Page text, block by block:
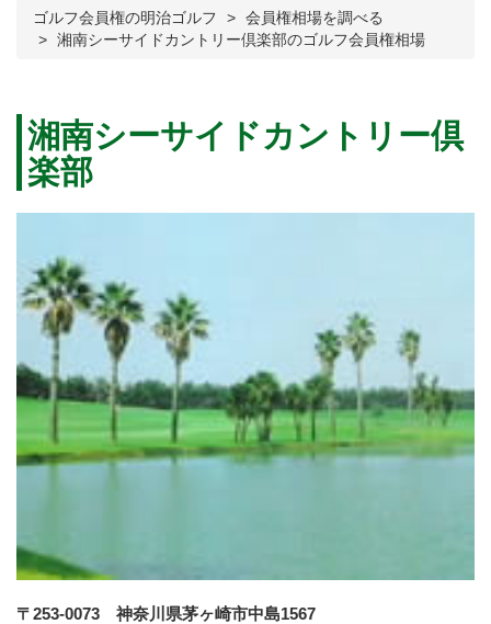
ゴルフ会員権の明治ゴルフ
会員権相場を調べる
湘南シーサイドカントリー倶楽部のゴルフ会員権相場
湘南シーサイドカントリー倶
楽部
〒253-0073 神奈川県茅ヶ崎市中島1567